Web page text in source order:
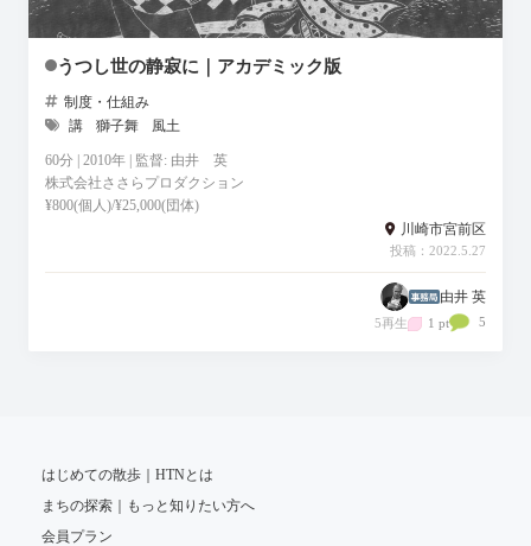
うつし世の静寂に｜アカデミック版
制度・仕組み
講
獅子舞 風土
60分 | 2010年 | 監督: 由井 英
株式会社ささらプロダクション
¥800(個人)/¥25,000(団体)
川崎市宮前区
投稿：2022.5.27
由井 英
5再生 1 pt 5
はじめての散歩｜HTNとは
まちの探索｜もっと知りたい方へ
会員プラン